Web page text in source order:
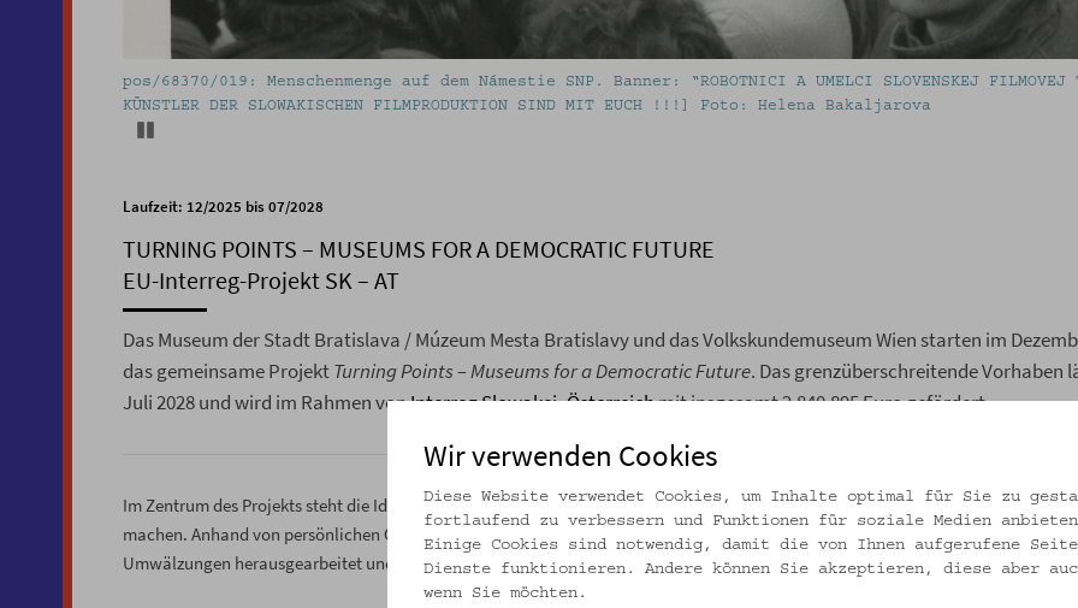
pos/68370/019: Menschenmenge auf dem Námestie SNP. Banner: “ROBOTNICI A UMELCI SLOVENSKEJ FILMOVEJ
KÜNSTLER DER SLOWAKISCHEN FILMPRODUKTION SIND MIT EUCH !!!] Foto: Helena Bakaljarova
Laufzeit: 12/2025 bis 07/2028
TURNING POINTS – MUSEUMS FOR A DEMOCRATIC FUTURE
EU-Interreg-Projekt SK – AT
Das Museum der Stadt Bratislava / Múzeum Mesta Bratislavy und das Volkskundemuseum Wien starten im
das gemeinsame ProjektTurning Points – Museums for a Democratic Future. Das grenzüberschreitende Vorhaben
Juli 2028 und wird im Rahmen vonInterreg Slowakei–Österreichmit insgesamt 2.840.895 Euro gefördert.
Im Zentrum des Projekts steht die Idee, zentrale gesellschaftliche Wendepunkte und Umbrüche der letzten Jahrzehnte sichtbar zu
machen. Anhand von persönlichen Objekten und individuellen Lebensgeschichten sollen deren Verflechtungen mit sozialen
Umwälzungen herausgearbeitet und gegenwärtige Entwicklungen multiperspektivisch analysiert werden.
Wir verwenden Cookies
Diese Website verwendet Cookies, um Inhalte optimal für Sie zu
fortlaufend zu verbessern und Funktionen für soziale Medien anbieten
Einige Cookies sind notwendig, damit die von Ihnen aufgerufene
Dienste funktionieren. Andere können Sie akzeptieren, diese aber
wenn Sie möchten.